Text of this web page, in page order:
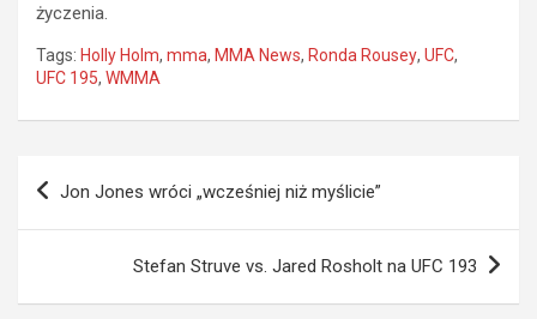
życzenia.
Tags: Holly Holm, mma, MMA News, Ronda Rousey, UFC,
UFC 195, WMMA
Nawigacja
Jon Jones wróci „wcześniej niż myślicie”
Stefan Struve vs. Jared Rosholt na UFC 193